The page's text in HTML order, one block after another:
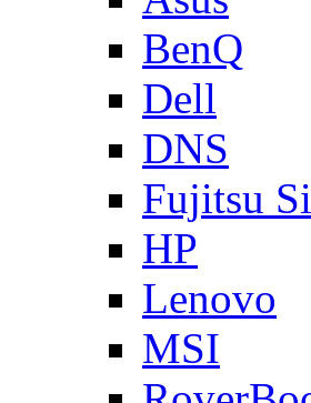
BenQ
Dell
DNS
Fujitsu
HP
Lenovo
MSI